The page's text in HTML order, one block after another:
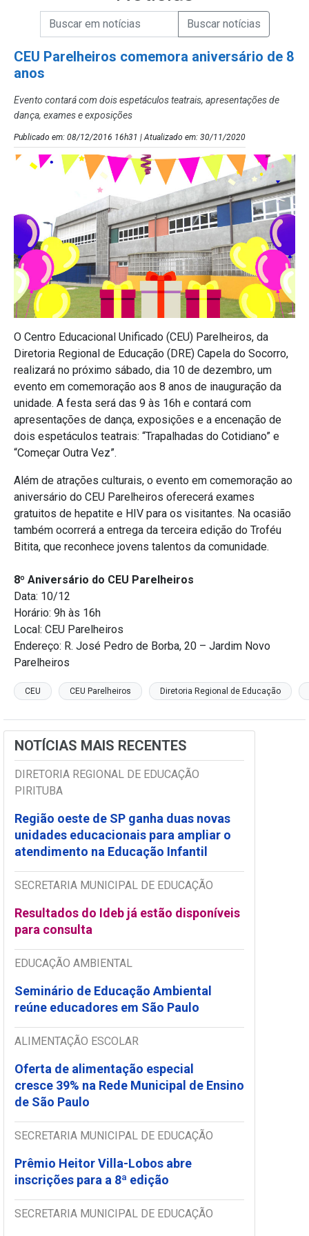
Campo de Busca de Notícias
Campo de Busca de informaçõesEnviar a Busca de Notícias
CEU Parelheiros comemora aniversário de 8
anos
Evento contará com dois espetáculos teatrais, apresentações de
dança, exames e exposições
Publicado em: 08/12/2016 16h31 | Atualizado em: 30/11/2020
O Centro Educacional Unificado (CEU) Parelheiros, da
Diretoria Regional de Educação (DRE) Capela do Socorro,
realizará no próximo sábado, dia 10 de dezembro, um
evento em comemoração aos 8 anos de inauguração da
unidade. A festa será das 9 às 16h e contará com
apresentações de dança, exposições e a encenação de
dois espetáculos teatrais: “Trapalhadas do Cotidiano” e
“Começar Outra Vez”.
Além de atrações culturais, o evento em comemoração ao
aniversário do CEU Parelheiros oferecerá exames
gratuitos de hepatite e HIV para os visitantes. Na ocasião
também ocorrerá a entrega da terceira edição do Troféu
Bitita, que reconhece jovens talentos da comunidade.
8º Aniversário do CEU Parelheiros
Data: 10/12
Horário: 9h às 16h
Local: CEU Parelheiros
Endereço: R. José Pedro de Borba, 20 – Jardim Novo
Parelheiros
CEU CEU Parelheiros Diretoria Regional de Educação
NOTÍCIAS MAIS RECENTES
DIRETORIA REGIONAL DE EDUCAÇÃO
PIRITUBA
Região oeste de SP ganha duas novas
unidades educacionais para ampliar o
atendimento na Educação Infantil
SECRETARIA MUNICIPAL DE EDUCAÇÃO
Resultados do Ideb já estão disponíveis
para consulta
EDUCAÇÃO AMBIENTAL
Seminário de Educação Ambiental
reúne educadores em São Paulo
ALIMENTAÇÃO ESCOLAR
Oferta de alimentação especial
cresce 39% na Rede Municipal de Ensino
de São Paulo
SECRETARIA MUNICIPAL DE EDUCAÇÃO
Prêmio Heitor Villa-Lobos abre
inscrições para a 8ª edição
SECRETARIA MUNICIPAL DE EDUCAÇÃO